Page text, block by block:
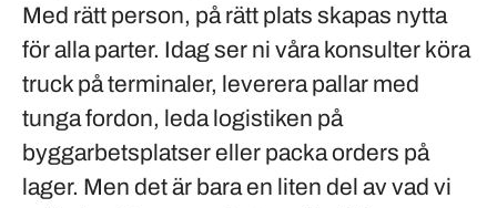
Med rätt person, på rätt plats skapas nytta
för alla parter. Idag ser ni våra konsulter köra
truck på terminaler, leverera pallar med
tunga fordon, leda logistiken på
byggarbetsplatser eller packa orders på
lager. Men det är bara en liten del av vad vi